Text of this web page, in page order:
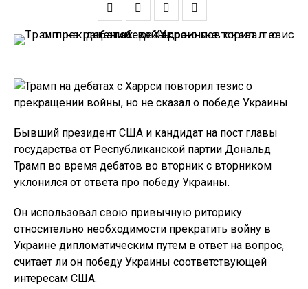
Бывший президент США и кандидат на пост главы
государства от Республиканской партии Дональд
Трамп во время дебатов во вторник с вторником
уклонился от ответа про победу Украины.
Он использовал свою привычную риторику
относительно необходимости прекратить войну в
Украине дипломатическим путем в ответ на вопрос,
считает ли он победу Украины соответствующей
интересам США.